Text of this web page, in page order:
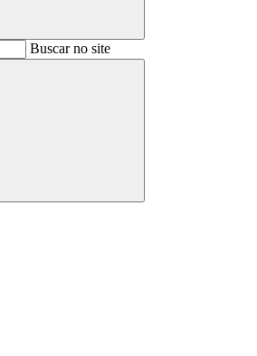
BuscarBuscar no site
Buscar